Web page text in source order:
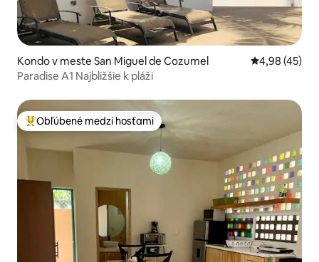
Kondo v meste San Miguel de Cozumel Priemerné
4,98 (45)
Paradise A1 Najbližšie k pláži
Najobľúbenejšie medzi hosťami
Obľúbené medzi hosťami